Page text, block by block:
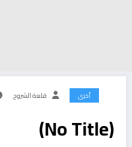
أخرى قلعة الشروح
(No Title)